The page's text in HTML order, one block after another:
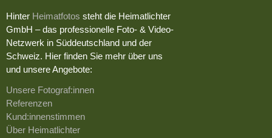
Hinter Heimatfotos steht die Heimatlichter
GmbH – das professionelle Foto- & Video-
Netzwerk in Süddeutschland und der
Schweiz. Hier finden Sie mehr über uns
und unsere Angebote:
Unsere Fotograf:innen
Referenzen
Kund:innenstimmen
Über Heimatlichter